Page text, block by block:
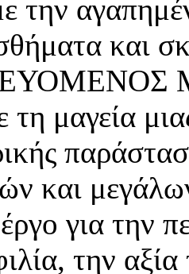
την
και
μαγεία
και
για την
την